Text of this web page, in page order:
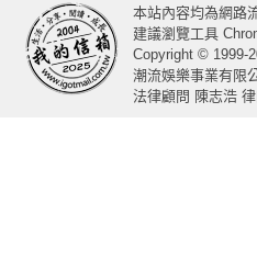
本站內容均為網路
建議瀏覽工具
Copyright © 1999-
潮流娛樂事業有限
法律顧問 陳志浩